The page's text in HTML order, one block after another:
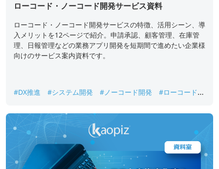
ローコード・ノーコード開発サービス資料
ローコード・ノーコード開発サービスの特徴、活用シーン、導
入メリットを12ページで紹介。申請承認、顧客管理、在庫管
理、日報管理などの業務アプリ開発を短期間で進めたい企業様
向けのサービス案内資料です。
#DX推進 #システム開発 #ノーコード開発
#ローコード開